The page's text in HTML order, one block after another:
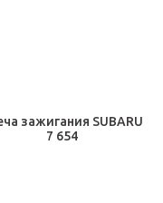
зажигания SUBARU
7 654